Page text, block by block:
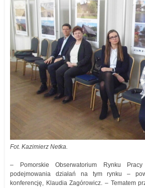
Fot. Kazimierz Netka.
– Pomorskie Obserwatorium Rynku
podejmowania działań na tym rynku –
konferencję, Klaudia Zagórowicz. – Tematem